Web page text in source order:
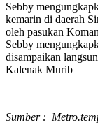
Sebby
kemarin di daerah
oleh pasukan
Sebby
disampaikan
Kalenak Murib
Sumber :